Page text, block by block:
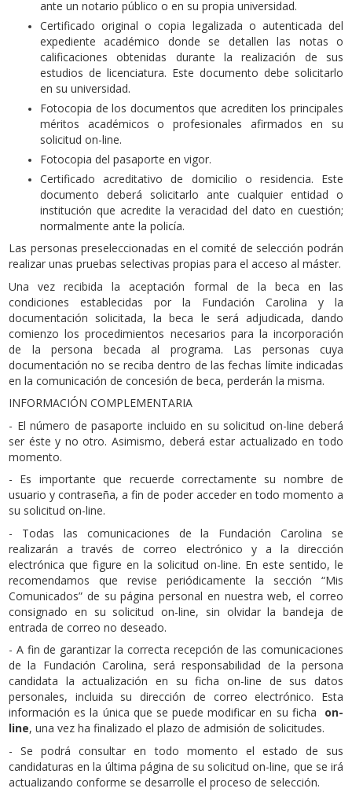
ante un notario público o en su propia universidad.
Certificado original o copia legalizada o autenticada del
expediente académico donde se detallen las notas o
calificaciones obtenidas durante la realización de sus
estudios de licenciatura. Este documento debe solicitarlo
en su universidad.
Fotocopia de los documentos que acrediten los principales
méritos académicos o profesionales afirmados en su
solicitud on-line.
Fotocopia del pasaporte en vigor.
Certificado acreditativo de domicilio o residencia. Este
documento deberá solicitarlo ante cualquier entidad o
institución que acredite la veracidad del dato en cuestión;
normalmente ante la policía.
Las personas preseleccionadas en el comité de selección podrán
realizar unas pruebas selectivas propias para el acceso al máster.
Una vez recibida la aceptación formal de la beca en las
condiciones establecidas por la Fundación Carolina y la
documentación solicitada, la beca le será adjudicada, dando
comienzo los procedimientos necesarios para la incorporación
de la persona becada al programa. Las personas cuya
documentación no se reciba dentro de las fechas límite indicadas
en la comunicación de concesión de beca, perderán la misma.
INFORMACIÓN COMPLEMENTARIA
- El número de pasaporte incluido en su solicitud on-line deberá
ser éste y no otro. Asimismo, deberá estar actualizado en todo
momento.
- Es importante que recuerde correctamente su nombre de
usuario y contraseña, a fin de poder acceder en todo momento a
su solicitud on-line.
- Todas las comunicaciones de la Fundación Carolina se
realizarán a través de correo electrónico y a la dirección
electrónica que figure en la solicitud on-line. En este sentido, le
recomendamos que revise periódicamente la sección “Mis
Comunicados” de su página personal en nuestra web, el correo
consignado en su solicitud on-line, sin olvidar la bandeja de
entrada de correo no deseado.
- A fin de garantizar la correcta recepción de las comunicaciones
de la Fundación Carolina, será responsabilidad de la persona
candidata la actualización en su ficha on-line de sus datos
personales, incluida su dirección de correo electrónico. Esta
información es la única que se puede modificar en su ficha on-
line, una vez ha finalizado el plazo de admisión de solicitudes.
- Se podrá consultar en todo momento el estado de sus
candidaturas en la última página de su solicitud on-line, que se irá
actualizando conforme se desarrolle el proceso de selección.